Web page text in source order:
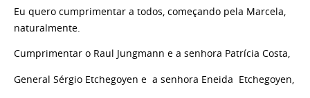
Eu quero cumprimentar a todos, começando pela Marcela,
naturalmente.
Cumprimentar o Raul Jungmann e a senhora Patrícia Costa,
General Sérgio Etchegoyen e a senhora Eneida Etchegoyen,